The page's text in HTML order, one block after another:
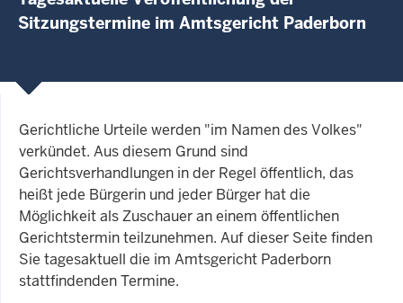
Sitzungstermine im Amtsgericht Paderborn
Gerichtliche Urteile werden "im Namen des Volkes"
verkündet. Aus diesem Grund sind
Gerichtsverhandlungen in der Regel öffentlich, das
heißt jede Bürgerin und jeder Bürger hat die
Möglichkeit als Zuschauer an einem öffentlichen
Gerichtstermin teilzunehmen. Auf dieser Seite finden
Sie tagesaktuell die im Amtsgericht Paderborn
stattfindenden Termine.